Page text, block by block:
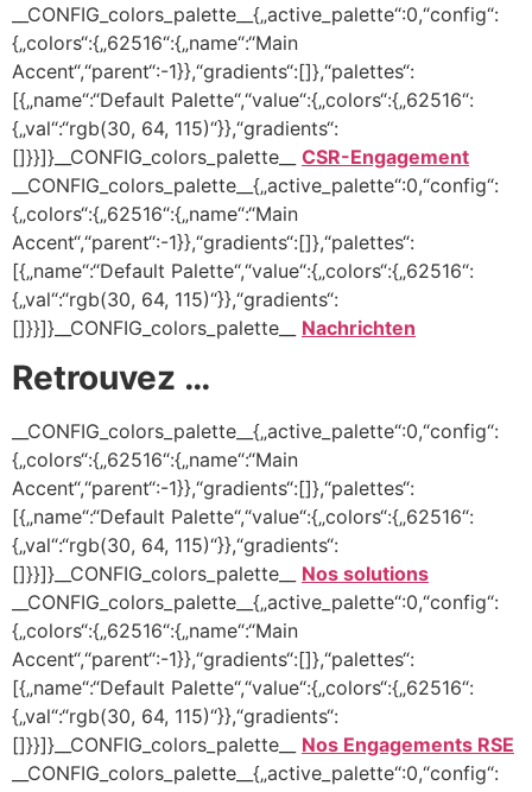
__CONFIG_colors_palette__{„active_palette“:0,“config“:
{„colors“:{„62516“:{„name“:“Main
Accent“,“parent“:-1}},“gradients“:[]},“palettes“:
[{„name“:“Default Palette“,“value“:{„colors“:{„62516“:
{„val“:“rgb(30, 64, 115)“}},“gradients“:
[]}}]}__CONFIG_colors_palette__ CSR-Engagement
__CONFIG_colors_palette__{„active_palette“:0,“config“:
{„colors“:{„62516“:{„name“:“Main
Accent“,“parent“:-1}},“gradients“:[]},“palettes“:
[{„name“:“Default Palette“,“value“:{„colors“:{„62516“:
{„val“:“rgb(30, 64, 115)“}},“gradients“:
[]}}]}__CONFIG_colors_palette__ Nachrichten
Retrouvez …
__CONFIG_colors_palette__{„active_palette“:0,“config“:
{„colors“:{„62516“:{„name“:“Main
Accent“,“parent“:-1}},“gradients“:[]},“palettes“:
[{„name“:“Default Palette“,“value“:{„colors“:{„62516“:
{„val“:“rgb(30, 64, 115)“}},“gradients“:
[]}}]}__CONFIG_colors_palette__ Nos solutions
__CONFIG_colors_palette__{„active_palette“:0,“config“:
{„colors“:{„62516“:{„name“:“Main
Accent“,“parent“:-1}},“gradients“:[]},“palettes“:
[{„name“:“Default Palette“,“value“:{„colors“:{„62516“:
{„val“:“rgb(30, 64, 115)“}},“gradients“:
[]}}]}__CONFIG_colors_palette__ Nos Engagements RSE
__CONFIG_colors_palette__{„active_palette“:0,“config“: